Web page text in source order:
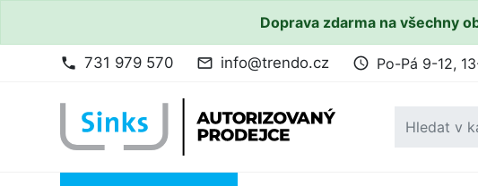
Doprava zdarma na všechny
phone 731 979 570 mail_outline info@trendo.cz access_time Po-Pá 9-12,